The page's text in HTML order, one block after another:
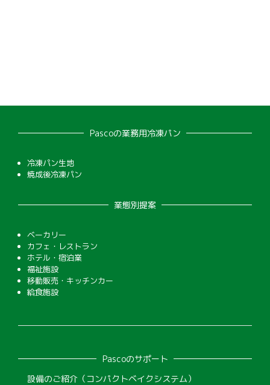
Pascoの業務用冷凍パン
冷凍パン生地
焼成後冷凍パン
業態別提案
ベーカリー
カフェ・レストラン
ホテル・宿泊業
福祉施設
移動販売・キッチンカー
給食施設
Pascoのサポート
設備のご紹介（コンパクトベイクシステム）